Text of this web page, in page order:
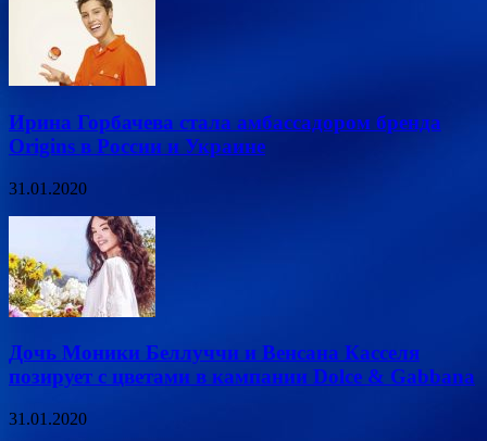
Ирина Горбачева стала амбассадором бренда
Origins в России и Украине
31.01.2020
Дочь Моники Беллуччи и Венсана Касселя
позирует с цветами в кампании Dolce & Gabbana
31.01.2020